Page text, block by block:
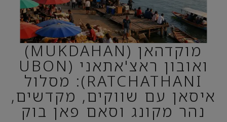
מוקדהאן (MUKDAHAN)
ואובון ראצ'אתאני (UBON
RATCHATHANI): מסלול
איסאן עם שווקים, מקדשים,
נהר מקונג וסאם פאן בוק